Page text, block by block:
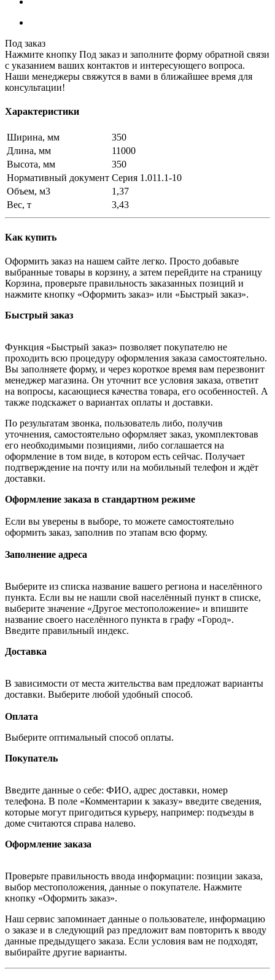
Под заказ
Нажмите кнопку Под заказ и заполните форму обратной связи
с указанием ваших контактов и интересующего вопроса.
Наши менеджеры свяжутся в вами в ближайшее время для
консультации!
Характеристики
Ширина, мм
350
Длина, мм
11000
Высота, мм
350
Нормативный документ Серия 1.011.1-10
Объем, м3
1,37
Вес, т
3,43
Как купить
Оформить заказ на нашем сайте легко. Просто добавьте
выбранные товары в корзину, а затем перейдите на страницу
Корзина, проверьте правильность заказанных позиций и
нажмите кнопку «Оформить заказ» или «Быстрый заказ».
Быстрый заказ
Функция «Быстрый заказ» позволяет покупателю не
проходить всю процедуру оформления заказа самостоятельно.
Вы заполняете форму, и через короткое время вам перезвонит
менеджер магазина. Он уточнит все условия заказа, ответит
на вопросы, касающиеся качества товара, его особенностей. А
также подскажет о вариантах оплаты и доставки.
По результатам звонка, пользователь либо, получив
уточнения, самостоятельно оформляет заказ, укомплектовав
его необходимыми позициями, либо соглашается на
оформление в том виде, в котором есть сейчас. Получает
подтверждение на почту или на мобильный телефон и ждёт
доставки.
Оформление заказа в стандартном режиме
Если вы уверены в выборе, то можете самостоятельно
оформить заказ, заполнив по этапам всю форму.
Заполнение адреса
Выберите из списка название вашего региона и населённого
пункта. Если вы не нашли свой населённый пункт в списке,
выберите значение «Другое местоположение» и впишите
название своего населённого пункта в графу «Город».
Введите правильный индекс.
Доставка
В зависимости от места жительства вам предложат варианты
доставки. Выберите любой удобный способ.
Оплата
Выберите оптимальный способ оплаты.
Покупатель
Введите данные о себе: ФИО, адрес доставки, номер
телефона. В поле «Комментарии к заказу» введите сведения,
которые могут пригодиться курьеру, например: подъезды в
доме считаются справа налево.
Оформление заказа
Проверьте правильность ввода информации: позиции заказа,
выбор местоположения, данные о покупателе. Нажмите
кнопку «Оформить заказ».
Наш сервис запоминает данные о пользователе, информацию
о заказе и в следующий раз предложит вам повторить к вводу
данные предыдущего заказа. Если условия вам не подходят,
выбирайте другие варианты.